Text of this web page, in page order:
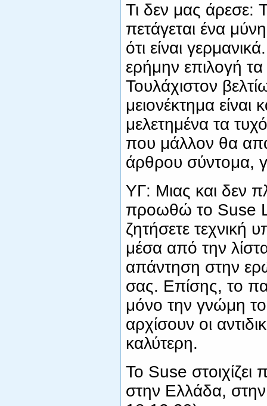
Τι δεν μας άρεσε:
πετάγεται ένα
ότι είναι
ερήμην επιλογή
Τουλάχιστον
μειονέκτημα είναι
μελετημένα τα
που μάλλον θα
άρθρου σύντομα,
ΥΓ: Μιας και δεν
προωθώ το Suse
ζητήσετε τεχνική
μέσα από την
απάντηση στην
σας. Επίσης, το
μόνο την γνώμη
αρχίσουν οι
καλύτερη.
Το Suse στοιχίζει
στην Ελλάδα, στην